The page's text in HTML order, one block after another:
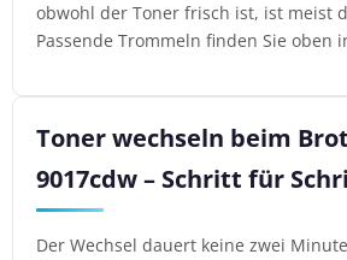
obwohl der Toner frisch ist, ist meist
Passende Trommeln finden Sie oben
Toner wechseln beim
9017cdw – Schritt für
Der Wechsel dauert keine zwei